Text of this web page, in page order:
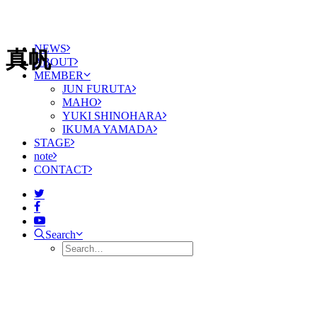
NEWS
ABOUT
MEMBER
JUN FURUTA
MAHO
YUKI SHINOHARA
IKUMA YAMADA
STAGE
note
CONTACT
Search
真帆